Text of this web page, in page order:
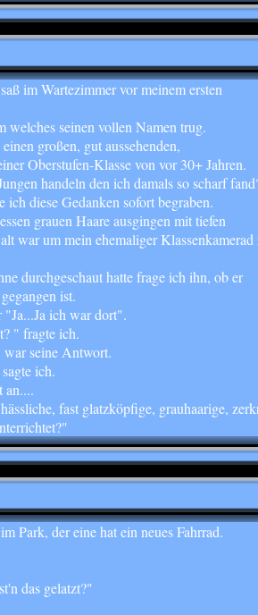
im Wartezimmer vor meinem ersten
seinen vollen Namen trug.
großen, gut aussehenden,
Oberstufen-Klasse von vor 30+ Jahren.
handeln den ich damals so scharf
diese Gedanken sofort begraben.
grauen Haare ausgingen mit tiefen
war um mein ehemaliger Klassenkamerad
durchgeschaut hatte frage ich ihn, ob er
ist.
"Ja...Ja ich war dort".
" fragte ich.
seine Antwort.
ich.
an....
fast glatzköpfige, grauhaarige,
Park, der eine hat ein neues Fahrrad.
das gelatzt?"